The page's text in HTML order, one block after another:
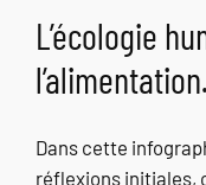
L’écologie
Dans cette
réflexions initiales,